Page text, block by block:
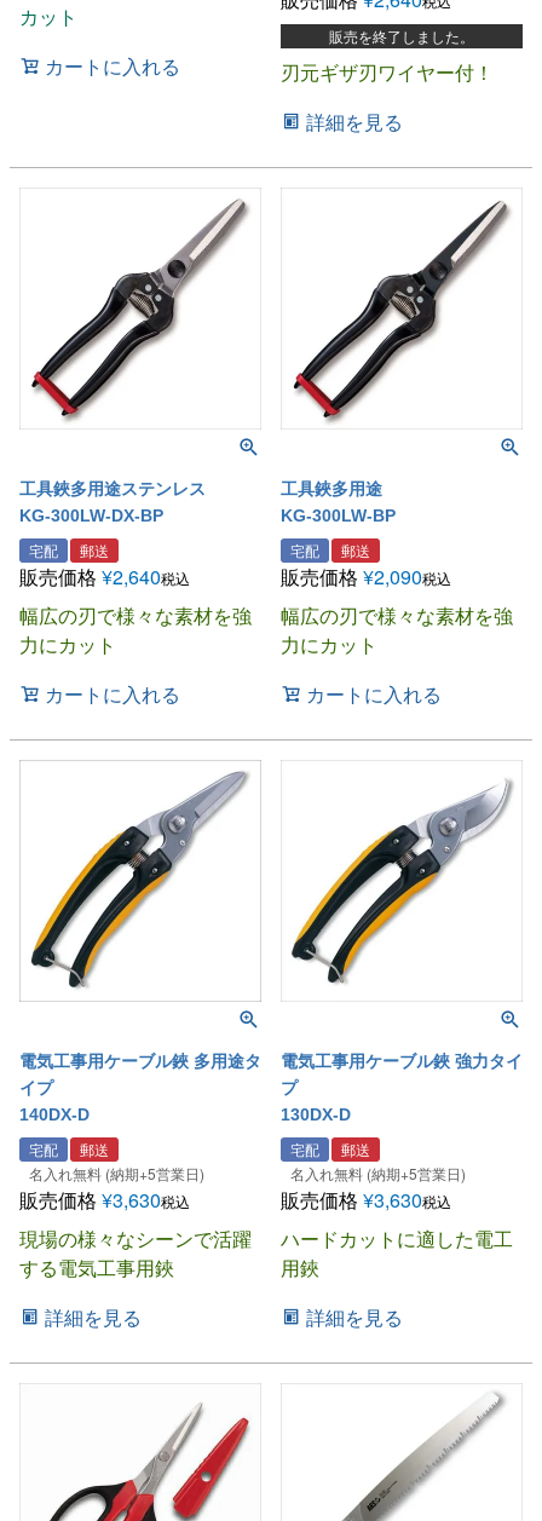
カット
カートに入れる
販売を終了しました。
刃元ギザ刃ワイヤー付！
詳細を見る
工具鋏多用途ステンレス
KG-300LW-DX-BP
宅配 郵送
販売価格 ¥2,640税込
幅広の刃で様々な素材を強
力にカット
カートに入れる
工具鋏多用途
KG-300LW-BP
宅配 郵送
販売価格 ¥2,090税込
幅広の刃で様々な素材を強
力にカット
カートに入れる
電気工事用ケーブル鋏 多用途タ
イプ
140DX-D
宅配
郵送
名入れ無料 (納期+5営業日)
販売価格 ¥3,630税込
現場の様々なシーンで活躍
する電気工事用鋏
詳細を見る
電気工事用ケーブル鋏 強力タイ
プ
130DX-D
宅配
郵送
名入れ無料 (納期+5営業日)
販売価格 ¥3,630税込
ハードカットに適した電工
用鋏
詳細を見る